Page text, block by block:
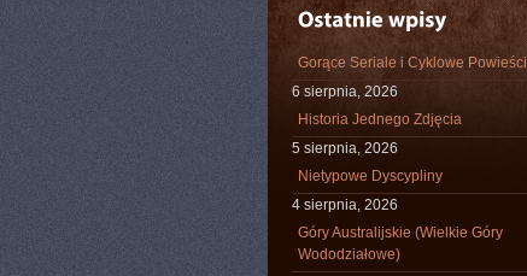
Gorące Seriale i Cyklowe Powieści
6 sierpnia, 2026
Historia Jednego Zdjęcia
5 sierpnia, 2026
Nietypowe Dyscypliny
4 sierpnia, 2026
Góry Australijskie (Wielkie Góry
Wododziałowe)